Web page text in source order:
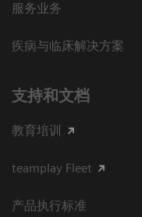
服务业务
疾病与临床解决方案
支持和文档
教育培训
teamplay Fleet
产品执行标准